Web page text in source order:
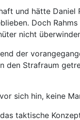
und hätte
Doch
nicht
der
den Strafraum
sich hin, keine
taktische